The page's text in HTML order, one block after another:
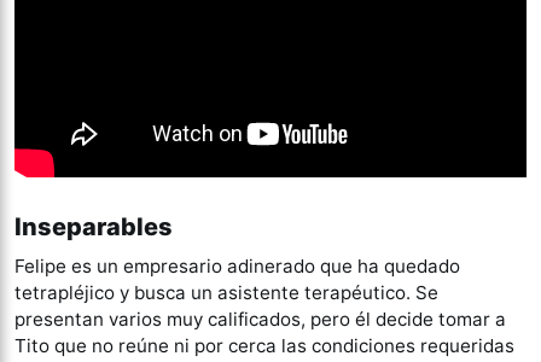
Inseparables
Felipe es un empresario adinerado que ha quedado
tetrapléjico y busca un asistente terapéutico. Se
presentan varios muy calificados, pero él decide tomar a
Tito que no reúne ni por cerca las condiciones requeridas